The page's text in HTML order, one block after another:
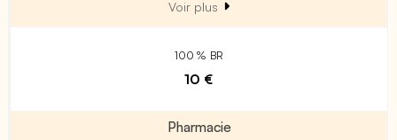
Voir plus
100 % BR
10 €
Pharmacie